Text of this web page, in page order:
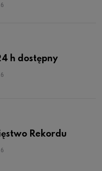
h dostępny
Rekordu